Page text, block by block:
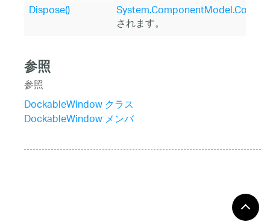
Dispose()
されます。
参照
参照
DockableWindow クラス
DockableWindow メンバ